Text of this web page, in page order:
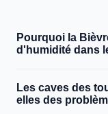
Pourquoi la
d'humidité dans
Les caves des
elles des